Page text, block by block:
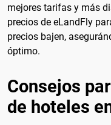
mejores tarifas y más
precios de eLandFly
precios bajen,
óptimo.
Consejos
de hoteles